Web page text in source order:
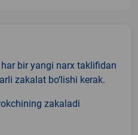
bir yangi narx taklifidan
zakalat bo‘lishi kerak.
zakaladi